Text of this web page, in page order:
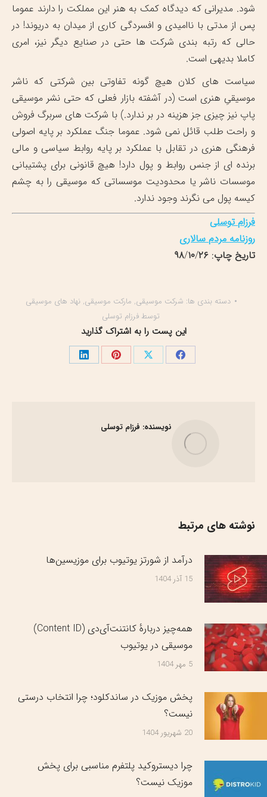
شود. مدیرانی که دیدگاه کمک به هنر این مملکت را دارند عموما
پس از مدتی با ناامیدی و افسردگی کاری از میدان به دریوند! در
حالی که رتبه بندی شرکت ها حتی در صنایع دیگر نیز، امری
کاملا بدیهی است.
سیاست های کلان هیچ گونه تفاوتی بین شرکتی که ناشر
موسیقیِ هنری است (در آشفته بازار فعلی که حتی نشر موسیقی
پاپ نیز چیزی جز هزینه در بر ندارد.) با شرکت های سربرگ فروش
و راحت طلب قائل نمی شود. عموما جنگ عملکرد بر پایه اصولی
فرهنگی هنری در تقابل با عملکرد بر پایه روابط سیاسی و مالی
برنده ای از جنس روابط و پول دارد! هیچ قانونی برای پشتیبانی
موسسات ناشر یا محدودیت موسساتی که موسیقی را به چشم
کیسه پول می نگرند وجود ندارد.
فرزام توسلی
روزنامه مردم سالاری
تاریخ چاپ: ۹۸/۱۰/۲۶
دسته بندی ها: شرکت موسیقی, مارکت موسیقی,نهاد های موسیقی
توسطفرزام توسلی
این پست را به اشتراک گذارید
اشتراک اشتراک اشتراک اشتراک
نویسنده: فرزام توسلی
نوشته های مرتبط
درآمد از شورتز یوتیوب برای موزیسین‌ها
15 آذر 1404
همه‌چیز دربارهٔ کانتنت‌آی‌دی (Content ID)
موسیقی در یوتیوب
5 مهر 1404
پخش موزیک در ساندکلود؛ چرا انتخاب درستی
نیست؟
20 شهریور 1404
چرا دیستروکید پلتفرم مناسبی برای پخش
موزیک نیست؟